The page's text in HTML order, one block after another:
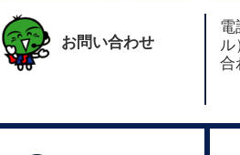
お問い合わせ
電
ル
合